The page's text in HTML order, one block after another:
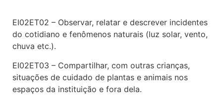
EI02ET02 – Observar, relatar e descrever incidentes
do cotidiano e fenômenos naturais (luz solar, vento,
chuva etc.).
EI02ET03 – Compartilhar, com outras crianças,
situações de cuidado de plantas e animais nos
espaços da instituição e fora dela.